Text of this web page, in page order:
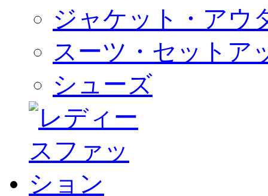
ジャケット・アウ
スーツ・セットア
シューズ